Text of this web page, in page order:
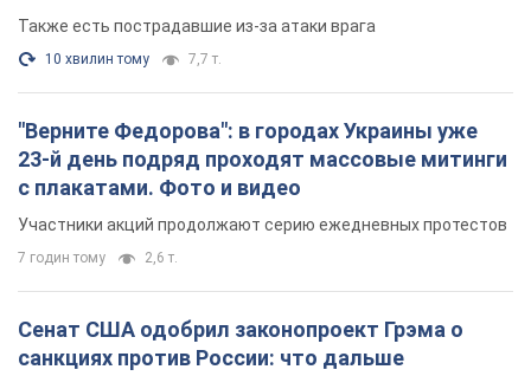
Также есть пострадавшие из-за атаки врага
10 хвилин тому 7,7 т.
"Верните Федорова": в городах Украины уже
23-й день подряд проходят массовые митинги
с плакатами. Фото и видео
Участники акций продолжают серию ежедневных протестов
7 годин тому 2,6 т.
Сенат США одобрил законопроект Грэма о
санкциях против России: что дальше